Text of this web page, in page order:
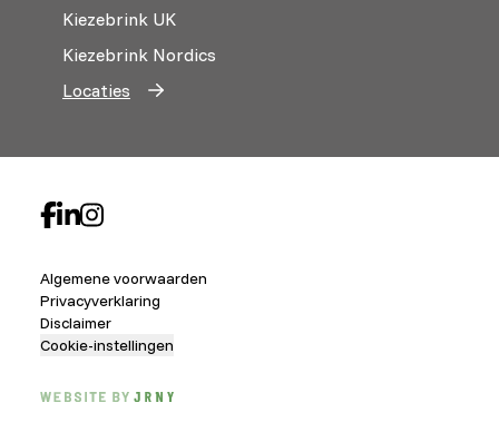
Kiezebrink UK
Kiezebrink Nordics
Locaties
Algemene voorwaarden
Privacyverklaring
Disclaimer
Cookie-instellingen